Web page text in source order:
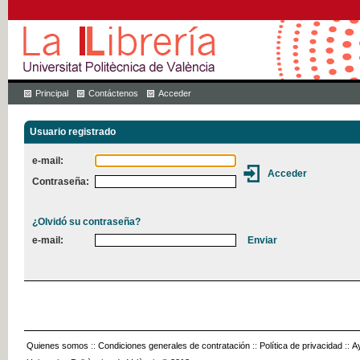
Principal Contáctenos Acceder
Usuario registrado
e-mail:
Contraseña:
¿Olvidó su contraseña?
e-mail:
Quienes somos :: Condiciones generales de contratación :: Política de privacidad ::